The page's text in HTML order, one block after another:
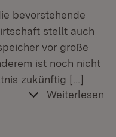
bevorstehende
stellt auch
vor große
ist noch nicht
zukünftig […]
Weiterlesen